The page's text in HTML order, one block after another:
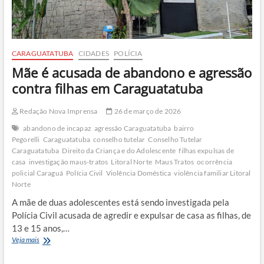
CARAGUATATUBA CIDADES POLÍCIA
Mãe é acusada de abandono e agressão
contra filhas em Caraguatatuba
Redação Nova Imprensa
26 de março de 2026
abandono de incapaz agressão Caraguatatuba bairro
Pegorelli Caraguatatuba conselho tutelar Conselho Tutelar
Caraguatatuba Direito da Criança e do Adolescente filhas expulsas de
casa investigação maus-tratos Litoral Norte Maus Tratos ocorrência
policial Caraguá Polícia Civil Violência Doméstica violência familiar Litoral
Norte
A mãe de duas adolescentes está sendo investigada pela
Polícia Civil acusada de agredir e expulsar de casa as filhas, de
13 e 15 anos,…
Veja maisMãe